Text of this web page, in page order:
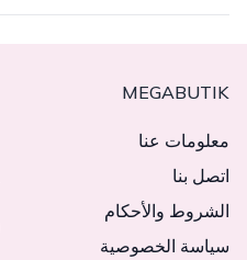
MEGABUTIK
معلومات عنا
اتصل بنا
الشروط والأحكام
سياسة الخصوصية